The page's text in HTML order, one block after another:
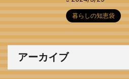
暮らしの知恵袋
アーカイブ